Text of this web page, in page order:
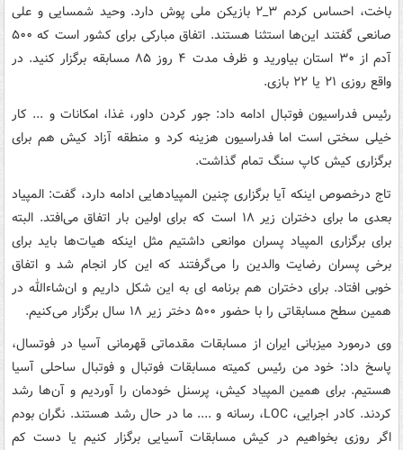
باخت، احساس کردم ۳_۲ بازیکن ملی پوش دارد. وحید شمسایی و علی
صانعی گفتند این‌ها استثنا هستند. اتفاق مبارکی برای کشور است که ۵۰۰
آدم از ۳۰ استان بیاورید و ظرف مدت ۴ روز ۸۵ مسابقه برگزار کنید. در
واقع روزی ۲۱ یا ۲۲ بازی.
رئیس فدراسیون فوتبال ادامه داد: جور کردن داور، غذا، امکانات و ... کار
خیلی سختی است اما فدراسیون هزینه کرد و منطقه آزاد کیش هم برای
برگزاری کیش کاپ سنگ تمام گذاشت.
تاج درخصوص اینکه آیا برگزاری چنین المپیادهایی ادامه دارد، گفت: المپیاد
بعدی ما برای دختران زیر ۱۸ است که برای اولین بار اتفاق می‌افتد. البته
برای برگزاری المپیاد پسران موانعی داشتیم مثل اینکه هیات‌ها باید برای
برخی پسران رضایت والدین را می‌گرفتند که این کار انجام شد و اتفاق
خوبی افتاد. برای دختران هم برنامه ای به این شکل داریم و ان‌شاءالله در
همین سطح مسابقاتی را با حضور ۵۰۰ دختر زیر ۱۸ سال برگزار می‌کنیم.
وی درمورد میزبانی ایران از مسابقات مقدماتی قهرمانی آسیا در فوتسال،
پاسخ داد: خود من رئیس کمیته مسابقات فوتبال و فوتبال ساحلی آسیا
هستیم. برای همین المپیاد کیش، پرسنل خودمان را آوردیم و آن‌ها رشد
کردند. کادر اجرایی، LOC، رسانه و .... ما در حال رشد هستند. نگران بودم
اگر روزی بخواهیم در کیش مسابقات آسیایی برگزار کنیم یا دست کم